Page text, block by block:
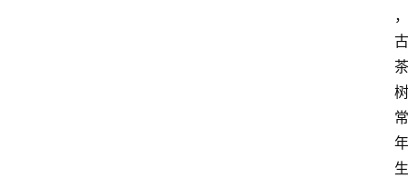
，
古
茶
树
常
年
生